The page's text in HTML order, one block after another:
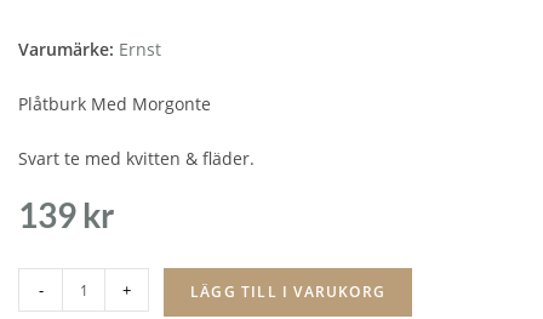
Varumärke: Ernst
Plåtburk Med Morgonte
Svart te med kvitten & fläder.
139 kr
- + LÄGG TILL I VARUKORG